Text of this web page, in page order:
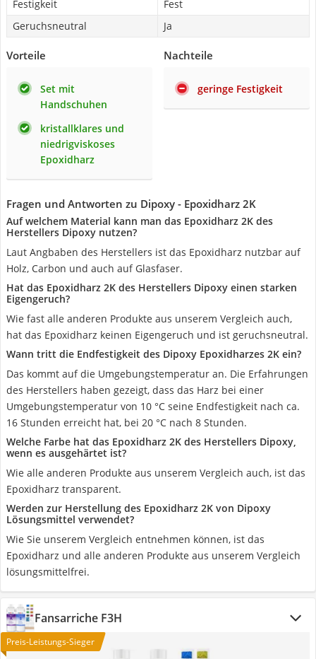
Festigkeit
Fest
Geruchsneutral
Ja
Vorteile
Set mit
Handschuhen
kristallklares und
niedrigviskoses
Epoxidharz
Nachteile
geringe Festigkeit
Fragen und Antworten zu Dipoxy - Epoxidharz 2K
Auf welchem Material kann man das Epoxidharz 2K des
Herstellers Dipoxy nutzen?
Laut Angbaben des Herstellers ist das Epoxidharz nutzbar auf
Holz, Carbon und auch auf Glasfaser.
Hat das Epoxidharz 2K des Herstellers Dipoxy einen starken
Eigengeruch?
Wie fast alle anderen Produkte aus unserem Vergleich auch,
hat das Epoxidharz keinen Eigengeruch und ist geruchsneutral.
Wann tritt die Endfestigkeit des Dipoxy Epoxidharzes 2K ein?
Das kommt auf die Umgebungstemperatur an. Die Erfahrungen
des Herstellers haben gezeigt, dass das Harz bei einer
Umgebungstemperatur von 10 °C seine Endfestigkeit nach ca.
16 Stunden erreicht hat, bei 20 °C nach 8 Stunden.
Welche Farbe hat das Epoxidharz 2K des Herstellers Dipoxy,
wenn es ausgehärtet ist?
Wie alle anderen Produkte aus unserem Vergleich auch, ist das
Epoxidharz transparent.
Werden zur Herstellung des Epoxidharz 2K von Dipoxy
Lösungsmittel verwendet?
Wie Sie unserem Vergleich entnehmen können, ist das
Epoxidharz und alle anderen Produkte aus unserem Vergleich
lösungsmittelfrei.
Fansarriche F3H
Preis-Leistungs-Sieger